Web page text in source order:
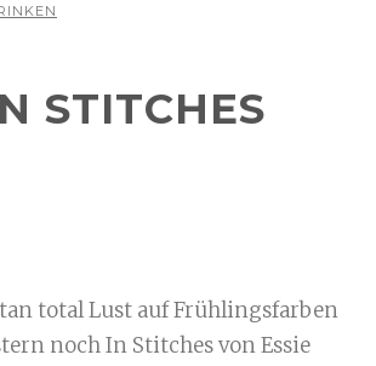
STITCHES
total Lust auf Frühlingsfarben
noch In Stitches von Essie